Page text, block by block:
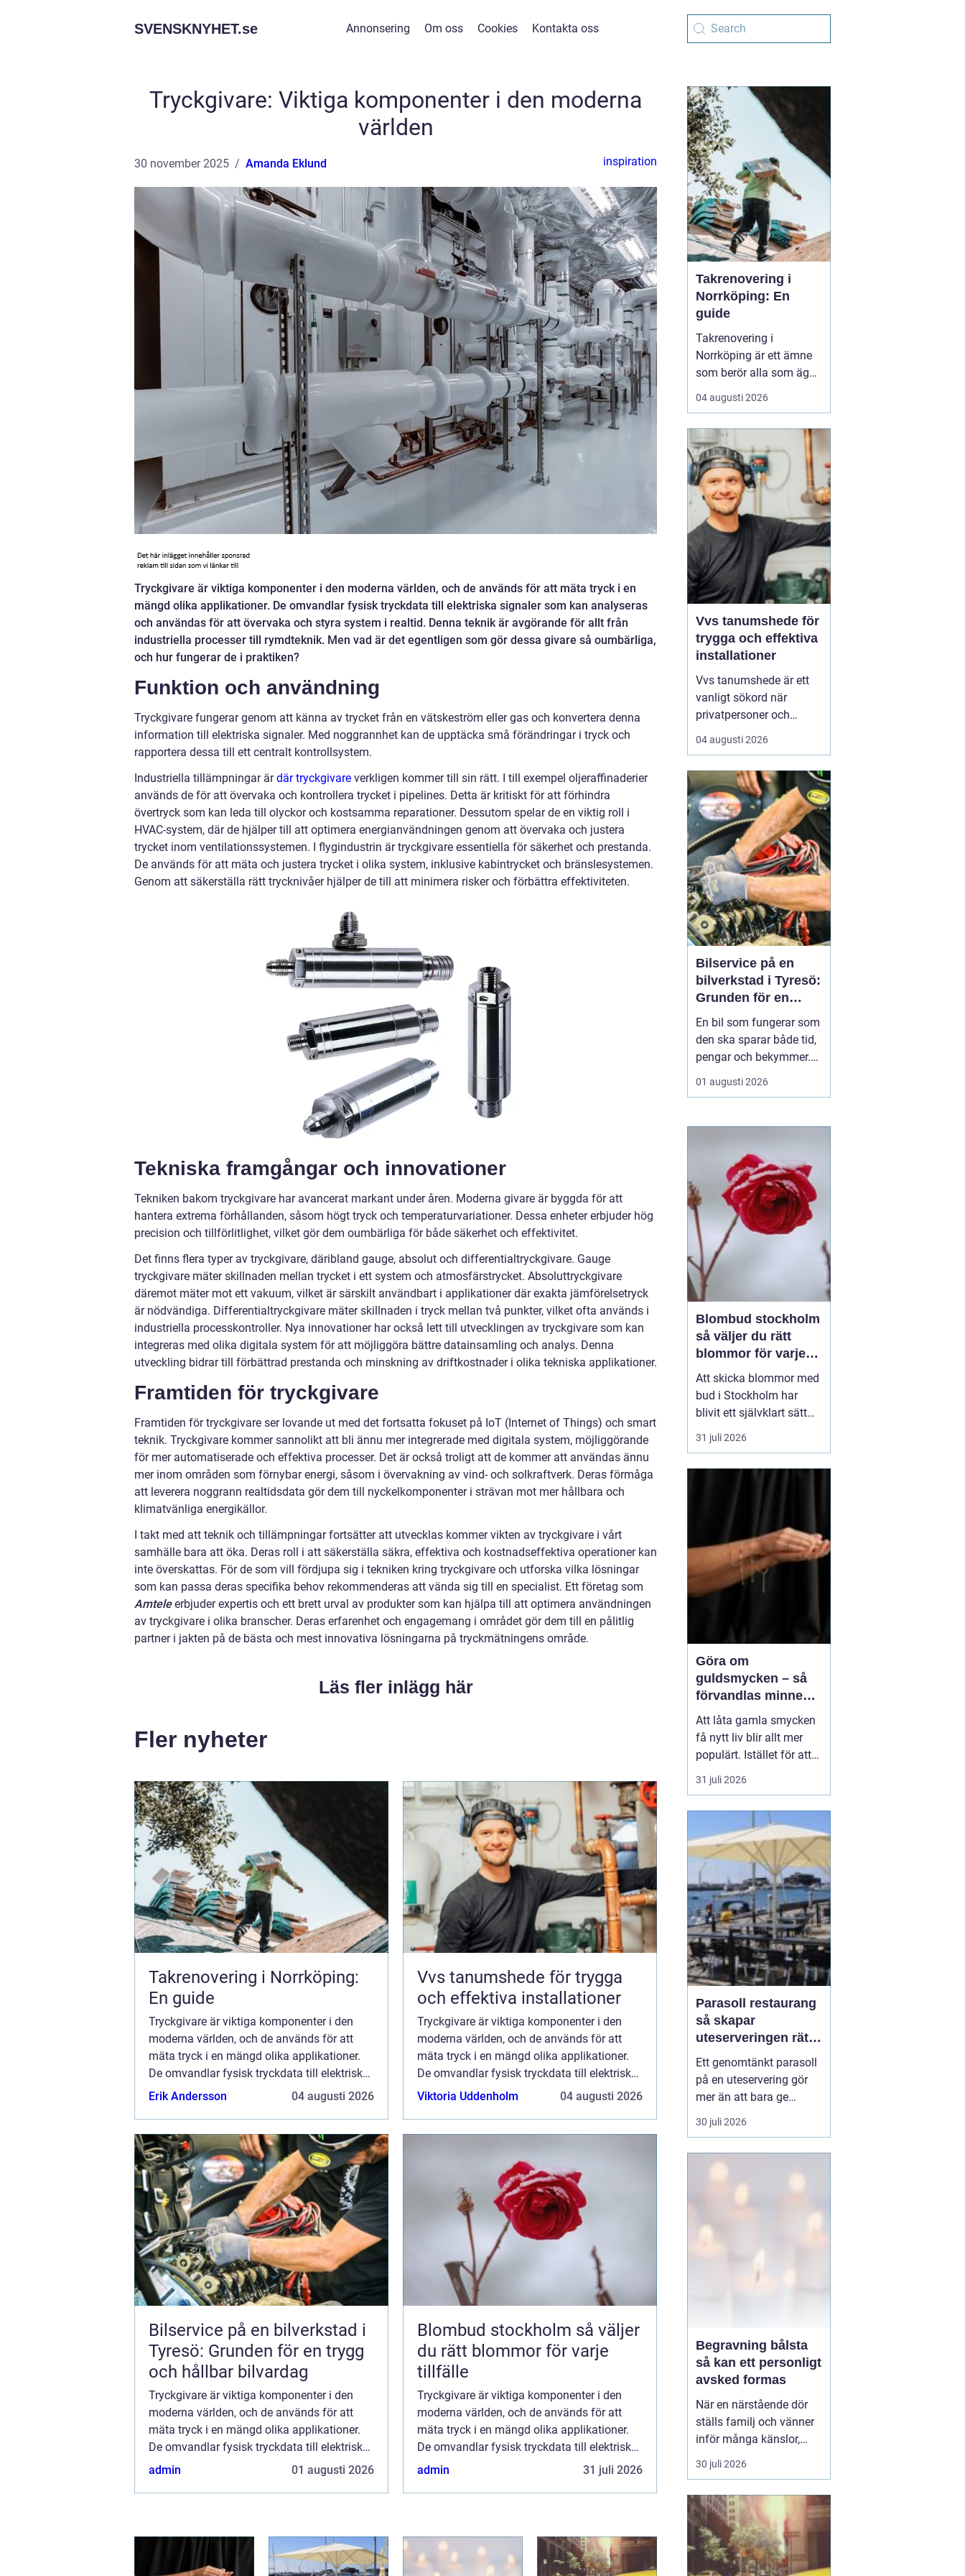
SVENSKNYHET.se Annonsering Om oss Cookies Kontakta oss
Tryckgivare: Viktiga komponenter i den moderna
världen
30 november 2025 Amanda Eklund inspiration
Tryckgivare är viktiga komponenter i den moderna världen, och de används för att mäta tryck i en
mängd olika applikationer. De omvandlar fysisk tryckdata till elektriska signaler som kan analyseras
och användas för att övervaka och styra system i realtid. Denna teknik är avgörande för allt från
industriella processer till rymdteknik. Men vad är det egentligen som gör dessa givare så oumbärliga,
och hur fungerar de i praktiken?
Funktion och användning
Tryckgivare fungerar genom att känna av trycket från en vätskeström eller gas och konvertera denna
information till elektriska signaler. Med noggrannhet kan de upptäcka små förändringar i tryck och
rapportera dessa till ett centralt kontrollsystem.
Industriella tillämpningar ärdär tryckgivare verkligen kommer till sin rätt. I till exempel oljeraffinaderier
används de för att övervaka och kontrollera trycket i pipelines. Detta är kritiskt för att förhindra
övertryck som kan leda till olyckor och kostsamma reparationer. Dessutom spelar de en viktig roll i
HVAC-system, där de hjälper till att optimera energianvändningen genom att övervaka och justera
trycket inom ventilationssystemen. I flygindustrin är tryckgivare essentiella för säkerhet och prestanda.
De används för att mäta och justera trycket i olika system, inklusive kabintrycket och bränslesystemen.
Genom att säkerställa rätt trycknivåer hjälper de till att minimera risker och förbättra effektiviteten.
Tekniska framgångar och innovationer
Tekniken bakom tryckgivare har avancerat markant under åren. Moderna givare är byggda för att
hantera extrema förhållanden, såsom högt tryck och temperaturvariationer. Dessa enheter erbjuder hög
precision och tillförlitlighet, vilket gör dem oumbärliga för både säkerhet och effektivitet.
Det finns flera typer av tryckgivare, däribland gauge, absolut och differentialtryckgivare. Gauge
tryckgivare mäter skillnaden mellan trycket i ett system och atmosfärstrycket. Absoluttryckgivare
däremot mäter mot ett vakuum, vilket är särskilt användbart i applikationer där exakta jämförelsetryck
är nödvändiga. Differentialtryckgivare mäter skillnaden i tryck mellan två punkter, vilket ofta används i
industriella processkontroller. Nya innovationer har också lett till utvecklingen av tryckgivare som kan
integreras med olika digitala system för att möjliggöra bättre datainsamling och analys. Denna
utveckling bidrar till förbättrad prestanda och minskning av driftkostnader i olika tekniska applikationer.
Framtiden för tryckgivare
Framtiden för tryckgivare ser lovande ut med det fortsatta fokuset på IoT (Internet of Things) och smart
teknik. Tryckgivare kommer sannolikt att bli ännu mer integrerade med digitala system, möjliggörande
för mer automatiserade och effektiva processer. Det är också troligt att de kommer att användas ännu
mer inom områden som förnybar energi, såsom i övervakning av vind- och solkraftverk. Deras förmåga
att leverera noggrann realtidsdata gör dem till nyckelkomponenter i strävan mot mer hållbara och
klimatvänliga energikällor.
I takt med att teknik och tillämpningar fortsätter att utvecklas kommer vikten av tryckgivare i vårt
samhälle bara att öka. Deras roll i att säkerställa säkra, effektiva och kostnadseffektiva operationer kan
inte överskattas. För de som vill fördjupa sig i tekniken kring tryckgivare och utforska vilka lösningar
som kan passa deras specifika behov rekommenderas att vända sig till en specialist. Ett företag som
Amtele erbjuder expertis och ett brett urval av produkter som kan hjälpa till att optimera användningen
av tryckgivare i olika branscher. Deras erfarenhet och engagemang i området gör dem till en pålitlig
partner i jakten på de bästa och mest innovativa lösningarna på tryckmätningens område.
Läs fler inlägg här
Fler nyheter
Takrenovering i Norrköping:
En guide
Tryckgivare är viktiga komponenter i den
moderna världen, och de används för att
mäta tryck i en mängd olika applikationer.
De omvandlar fysisk tryckdata till elektriska
signaler som kan analyseras och användas
Erik Andersson 04 augusti 2026
Vvs tanumshede för trygga
och effektiva installationer
Tryckgivare är viktiga komponenter i den
moderna världen, och de används för att
mäta tryck i en mängd olika applikationer.
De omvandlar fysisk tryckdata till elektriska
signaler som kan analyseras och användas
Viktoria Uddenholm 04 augusti 2026
Bilservice på en bilverkstad i
Tyresö: Grunden för en trygg
och hållbar bilvardag
Tryckgivare är viktiga komponenter i den
moderna världen, och de används för att
mäta tryck i en mängd olika applikationer.
De omvandlar fysisk tryckdata till elektriska
signaler som kan analyseras och användas
admin 01 augusti 2026
Blombud stockholm så väljer
du rätt blommor för varje
tillfälle
Tryckgivare är viktiga komponenter i den
moderna världen, och de används för att
mäta tryck i en mängd olika applikationer.
De omvandlar fysisk tryckdata till elektriska
signaler som kan analyseras och användas
admin 31 juli 2026
Takrenovering i
Norrköping: En
guide
Takrenovering i
Norrköping är ett ämne
som berör alla som äger
hus, radhus eller
flerfamiljshus i området.
viktigaste skydd mot
regn, snö och fukt, och
en i tid genomförd
renovering kan sp...
04 augusti 2026
Vvs tanumshede för
trygga och effektiva
installationer
Vvs tanumshede är ett
vanligt sökord när
privatpersoner och
företag behöver hjälp
med värme, vatten och
Många undrar vad som
skiljer en seriös vvs
partner från en tillfällig
lösning, hur en
installation bör gå till
och vilka...
04 augusti 2026
Bilservice på en
bilverkstad i Tyresö:
Grunden för en
trygg och hållbar
bilvardag
En bil som fungerar som
den ska sparar både tid,
pengar och bekymmer.
För många förare blir
servicefrågan ändå
tills en varningslampa
känns fel. Ge...
01 augusti 2026
Blombud stockholm
så väljer du rätt
blommor för varje
tillfälle
Att skicka blommor med
bud i Stockholm har
blivit ett självklart sätt
att visa omtanke, fira
stora händelser eller
svårt att formulera i ord.
sekunder, oavsett om
mottagaren befinner sig
på konto...
31 juli 2026
Göra om
guldsmycken – så
förvandlas minnen
till nya favoriter
Att låta gamla smycken
få nytt liv blir allt mer
populärt. Istället för att
låta arvegods ligga i en
låda kan de formas om
passar stilen i dag och
bär med sig historien.
N&au...
31 juli 2026
Parasoll restaurang
så skapar
uteserveringen rätt
känsla året runt
Ett genomtänkt parasoll
på en uteservering gör
mer än att bara ge
skugga. Det påverkar hur
länge gästerna stannar,
och om de väljer att
komma tillbaka. När
kraven på komfort,
30 juli 2026
Begravning bålsta
så kan ett personligt
avsked formas
När en närstående dör
ställs familj och vänner
inför många känslor,
men också praktiska
beslut.
ceremoni i någon av
Håbo församlings kyrkor
eller ka...
30 juli 2026